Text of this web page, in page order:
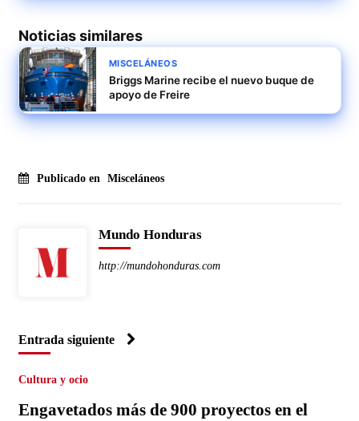
Noticias similares
MISCELÁNEOS
Briggs Marine recibe el nuevo buque de
apoyo de Freire
Publicado en Misceláneos
Mundo Honduras
http://mundohonduras.com
Entrada siguiente
Cultura y ocio
Engavetados más de 900 proyectos en el